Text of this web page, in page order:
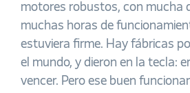
motores robustos, con mucha
muchas horas de
estuviera firme. Hay fábricas
el mundo, y dieron en la tecla:
vencer. Pero ese buen